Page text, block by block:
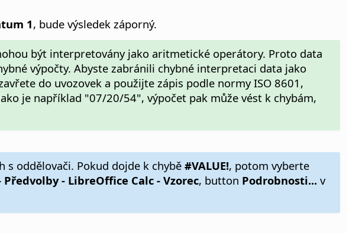
1, bude výsledek záporný.
být interpretovány jako aritmetické operátory. Proto data
výpočty. Abyste zabránili chybné interpretaci data jako
do uvozovek a použijte zápis podle normy ISO 8601,
je například "07/20/54", výpočet pak může vést k chybám,
s oddělovači. Pokud dojde k chybě #VALUE!, potom vyberte
Předvolby - LibreOffice Calc - Vzorec, button Podrobnosti...v